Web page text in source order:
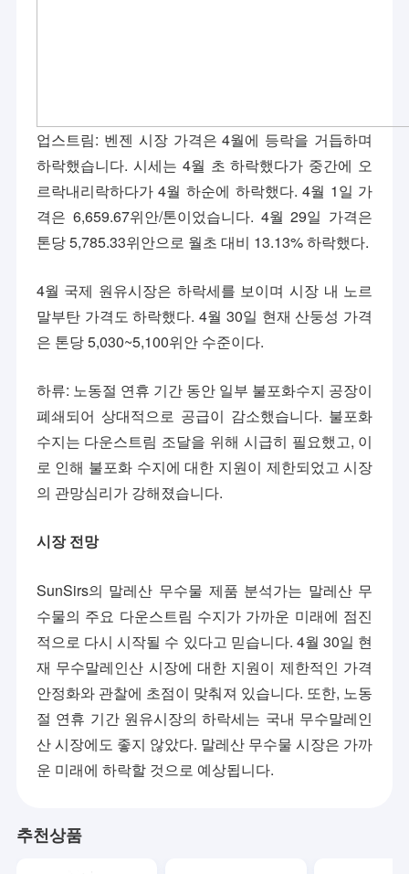
집
업스트림: 벤젠 시장 가격은 4월에 등락을 거듭하며
하락했습니다. 시세는 4월 초 하락했다가 중간에 오
르락내리락하다가 4월 하순에 하락했다. 4월 1일 가
격은 6,659.67위안/톤이었습니다. 4월 29일 가격은
톤당 5,785.33위안으로 월초 대비 13.13% 하락했다.
4월 국제 원유시장은 하락세를 보이며 시장 내 노르
말부탄 가격도 하락했다. 4월 30일 현재 산둥성 가격
은 톤당 5,030~5,100위안 수준이다.
하류: 노동절 연휴 기간 동안 일부 불포화수지 공장이
폐쇄되어 상대적으로 공급이 감소했습니다. 불포화
수지는 다운스트림 조달을 위해 시급히 필요했고, 이
로 인해 불포화 수지에 대한 지원이 제한되었고 시장
의 관망심리가 강해졌습니다.
시장 전망
SunSirs의 말레산 무수물 제품 분석가는 말레산 무
수물의 주요 다운스트림 수지가 가까운 미래에 점진
적으로 다시 시작될 수 있다고 믿습니다. 4월 30일 현
재 무수말레인산 시장에 대한 지원이 제한적인 가격
안정화와 관찰에 초점이 맞춰져 있습니다. 또한, 노동
절 연휴 기간 원유시장의 하락세는 국내 무수말레인
산 시장에도 좋지 않았다. 말레산 무수물 시장은 가까
운 미래에 하락할 것으로 예상됩니다.
추천상품
한 화학 제품류의 연구 개발에 초점을 맞춥니다.